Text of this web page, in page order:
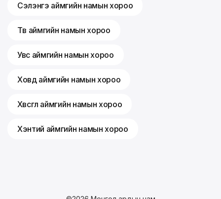
Сэлэнгэ аймгийн намын хороо
Төв аймгийн намын хороо
Увс аймгийн намын хороо
Ховд аймгийн намын хороо
Хөвсгөл аймгийн намын хороо
Хэнтий аймгийн намын хороо